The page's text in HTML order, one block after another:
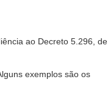
ao Decreto 5.296, de
exemplos são os